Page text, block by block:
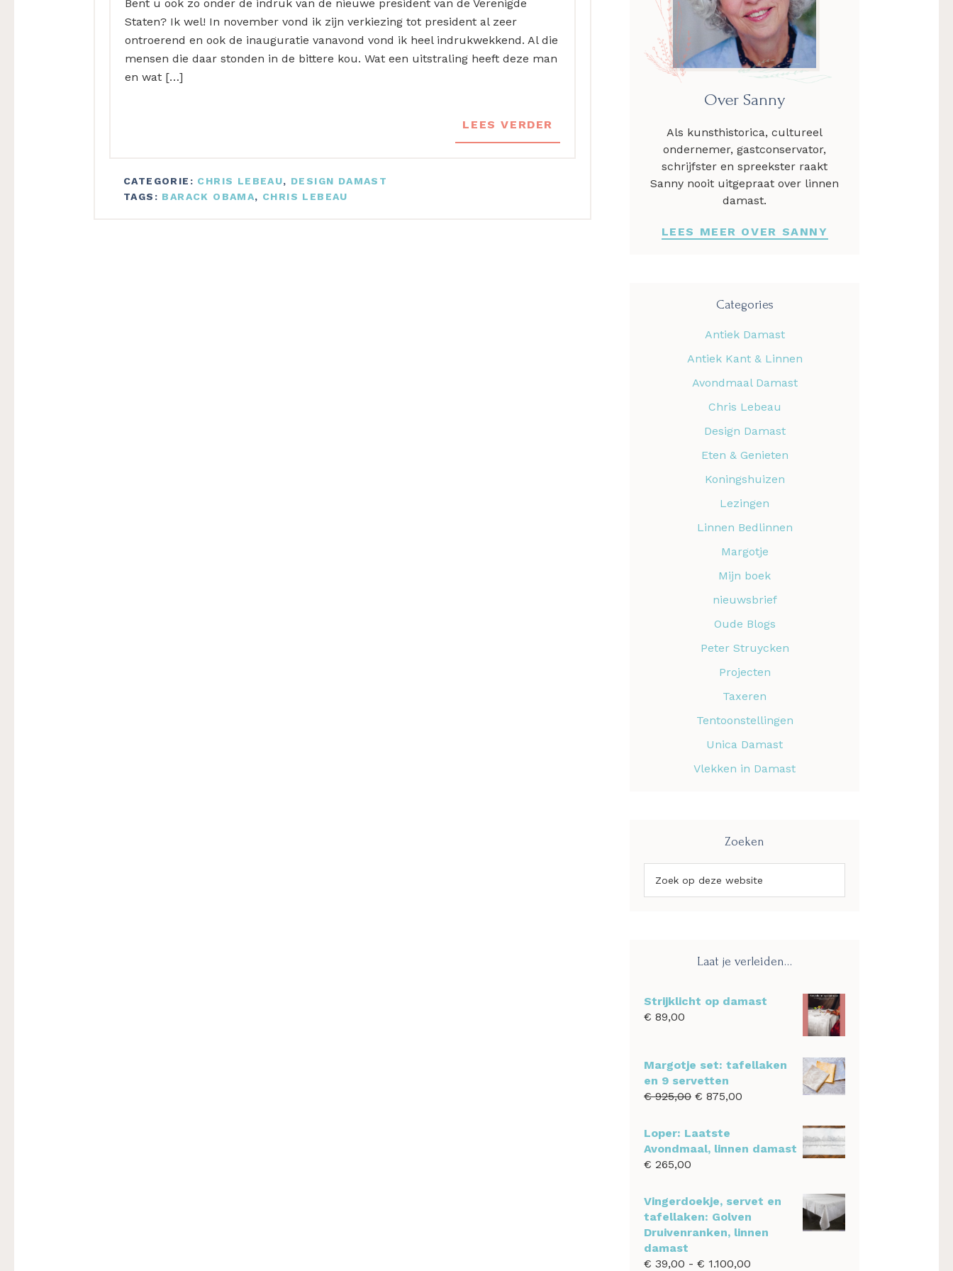
Bent u ook zo onder de indruk van de nieuwe president van de Verenigde
Staten? Ik wel! In november vond ik zijn verkiezing tot president al zeer
ontroerend en ook de inauguratie vanavond vond ik heel indrukwekkend. Al die
mensen die daar stonden in de bittere kou. Wat een uitstraling heeft deze man
en wat […]
LEES VERDER
CATEGORIE: CHRIS LEBEAU, DESIGN DAMAST
TAGS: BARACK OBAMA, CHRIS LEBEAU
Over Sanny
Als kunsthistorica, cultureel
ondernemer, gastconservator,
schrijfster en spreekster raakt
Sanny nooit uitgepraat over linnen
damast.
LEES MEER OVER SANNY
Categories
Antiek Damast
Antiek Kant & Linnen
Avondmaal Damast
Chris Lebeau
Design Damast
Eten & Genieten
Koningshuizen
Lezingen
Linnen Bedlinnen
Margotje
Mijn boek
nieuwsbrief
Oude Blogs
Peter Struycken
Projecten
Taxeren
Tentoonstellingen
Unica Damast
Vlekken in Damast
Zoeken
op
Laat je verleiden…
Strijklicht op damast
€ 89,00
Margotje set: tafellaken
en 9 servetten
€925,00 Oorspronkelijke
was:
€ 925,00.
€ 875,00
€ 875,00.
Loper: Laatste
Avondmaal, linnen damast
€ 265,00
Vingerdoekje, servet en
tafellaken: Golven
Druivenranken, linnen
damast
€ 39,00 - € 1.100,00